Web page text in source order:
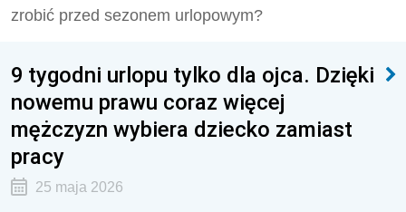
zrobić przed sezonem urlopowym?
9 tygodni urlopu tylko dla ojca. Dzięki
nowemu prawu coraz więcej
mężczyzn wybiera dziecko zamiast
pracy
25 maja 2026